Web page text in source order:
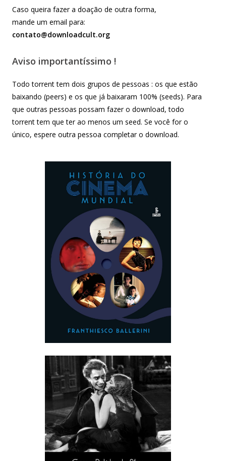
Caso queira fazer a doação de outra forma,
mande um email para:
contato@downloadcult.org
Aviso importantíssimo !
Todo torrent tem dois grupos de pessoas : os que estão
baixando (peers) e os que já baixaram 100% (seeds). Para
que outras pessoas possam fazer o download, todo
torrent tem que ter ao menos um seed. Se você for o
único, espere outra pessoa completar o download.